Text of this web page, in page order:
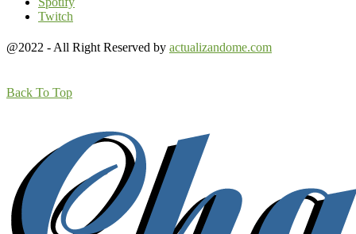
Twitch
@2022 - All Right Reserved by actualizandome.com
Back To Top